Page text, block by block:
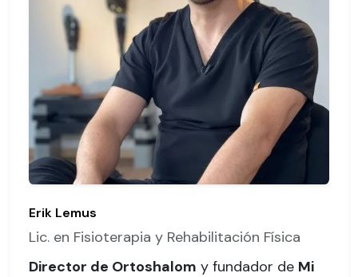
Erik Lemus
Lic. en Fisioterapia y Rehabilitación Física
Director de Ortoshalom y fundador de Mi